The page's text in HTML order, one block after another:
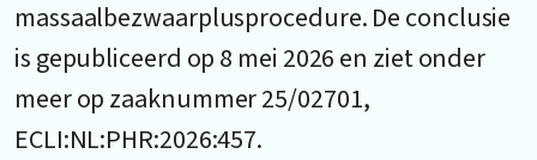
massaalbezwaarplusprocedure. De conclusie
is gepubliceerd op 8 mei 2026 en ziet onder
meer op zaaknummer 25/02701,
ECLI:NL:PHR:2026:457.